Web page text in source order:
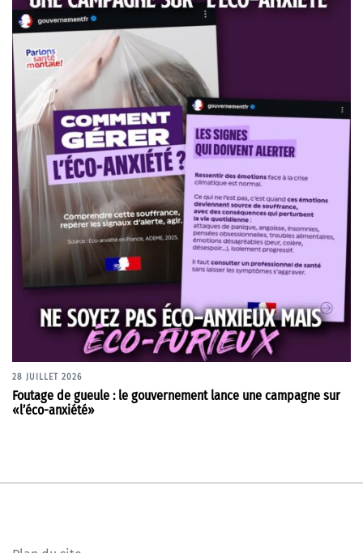
28 JUILLET 2026
Foutage de gueule : le gouvernement lance une campagne sur
«l’éco-anxiété»